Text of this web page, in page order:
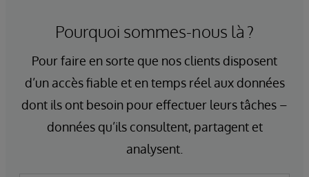
Pourquoi sommes-nous là ?
Pour faire en sorte que nos clients disposent
d’un accès fiable et en temps réel aux données
dont ils ont besoin pour effectuer leurs tâches –
données qu’ils consultent, partagent et
analysent.